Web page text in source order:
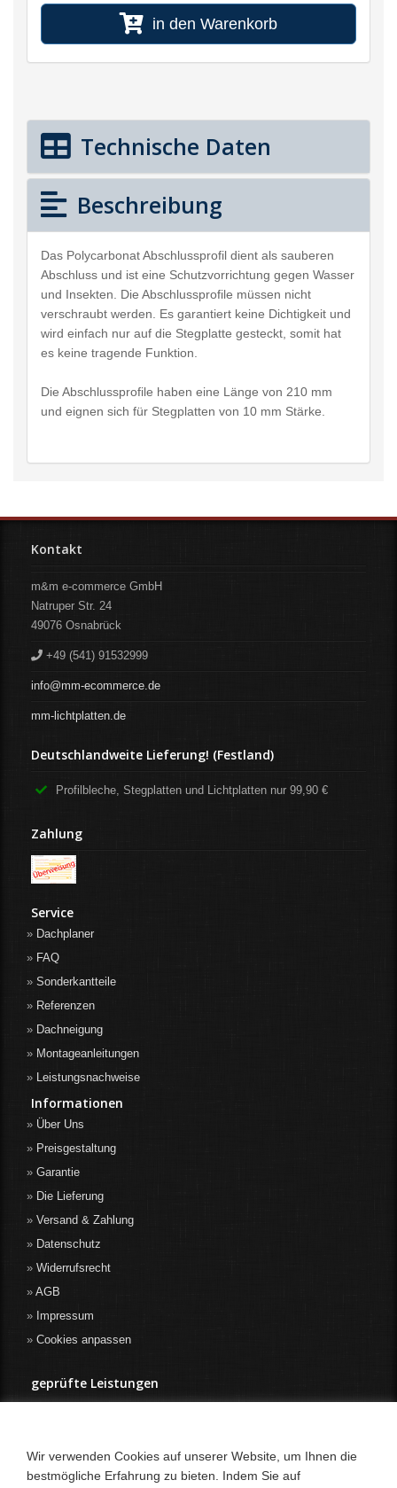
in den Warenkorb
Technische Daten
Beschreibung
Das Polycarbonat Abschlussprofil dient als sauberen
Abschluss und ist eine Schutzvorrichtung gegen Wasser
und Insekten. Die Abschlussprofile müssen nicht
verschraubt werden. Es garantiert keine Dichtigkeit und
wird einfach nur auf die Stegplatte gesteckt, somit hat
es keine tragende Funktion.
Die Abschlussprofile haben eine Länge von 210 mm
und eignen sich für Stegplatten von 10 mm Stärke.
Kontakt
m&m e-commerce GmbH
Natruper Str. 24
49076 Osnabrück
+49 (541) 91532999
info@mm-ecommerce.de
mm-lichtplatten.de
Deutschlandweite Lieferung! (Festland)
Profilbleche, Stegplatten und Lichtplatten nur 99,90 €
Zahlung
Service
Dachplaner
FAQ
Sonderkantteile
Referenzen
Dachneigung
Montageanleitungen
Leistungsnachweise
Informationen
Über Uns
Preisgestaltung
Garantie
Die Lieferung
Versand & Zahlung
Datenschutz
Widerrufsrecht
AGB
Impressum
Cookies anpassen
geprüfte Leistungen
Wir verwenden Cookies auf unserer Website, um Ihnen die
bestmögliche Erfahrung zu bieten. Indem Sie auf